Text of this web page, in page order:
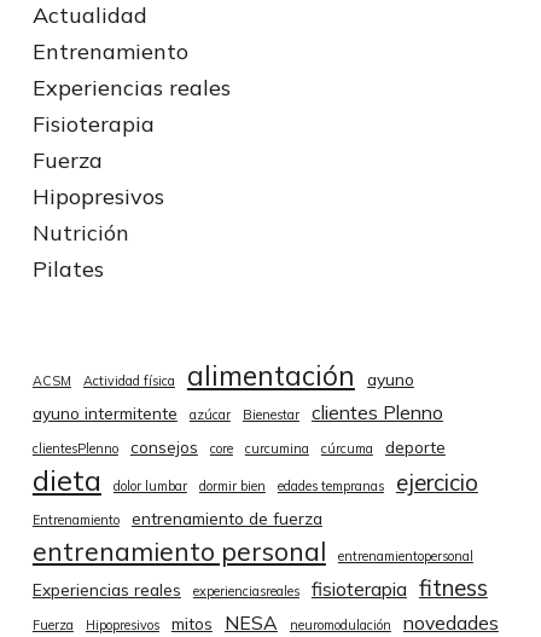
Actualidad
Entrenamiento
Experiencias reales
Fisioterapia
Fuerza
Hipopresivos
Nutrición
Pilates
ACSM Actividad física alimentación
ayuno
ayuno intermitente
azúcar Bienestar clientes Plenno
clientesPlenno consejos core curcumina cúrcuma deporte
dieta dolor lumbar dormir bien edades tempranas ejercicio
Entrenamiento entrenamiento de fuerza
entrenamiento personal entrenamientopersonal
Experiencias reales experienciasreales fisioterapia fitness
Fuerza Hipopresivos mitos NESA neuromodulación novedades